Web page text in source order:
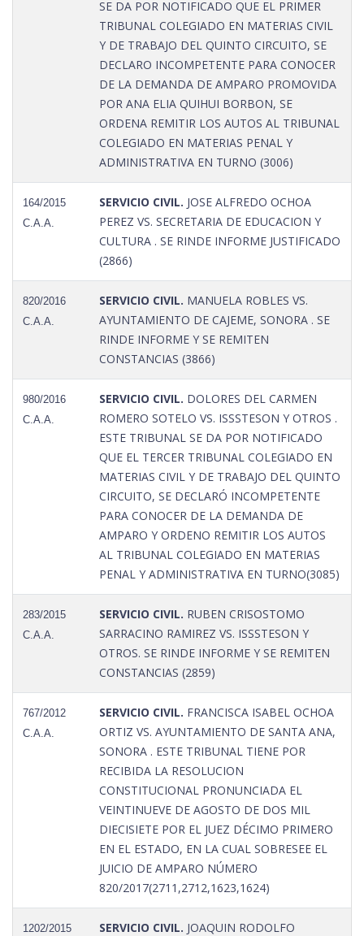
SE DA POR NOTIFICADO QUE EL PRIMER
TRIBUNAL COLEGIADO EN MATERIAS CIVIL
Y DE TRABAJO DEL QUINTO CIRCUITO, SE
DECLARO INCOMPETENTE PARA CONOCER
DE LA DEMANDA DE AMPARO PROMOVIDA
POR ANA ELIA QUIHUI BORBON, SE
ORDENA REMITIR LOS AUTOS AL TRIBUNAL
COLEGIADO EN MATERIAS PENAL Y
ADMINISTRATIVA EN TURNO (3006)
164/2015
C.A.A.
SERVICIO CIVIL. JOSE ALFREDO OCHOA
PEREZ VS. SECRETARIA DE EDUCACION Y
CULTURA . SE RINDE INFORME JUSTIFICADO
(2866)
820/2016
C.A.A.
SERVICIO CIVIL. MANUELA ROBLES VS.
AYUNTAMIENTO DE CAJEME, SONORA . SE
RINDE INFORME Y SE REMITEN
CONSTANCIAS (3866)
980/2016
C.A.A.
SERVICIO CIVIL. DOLORES DEL CARMEN
ROMERO SOTELO VS. ISSSTESON Y OTROS .
ESTE TRIBUNAL SE DA POR NOTIFICADO
QUE EL TERCER TRIBUNAL COLEGIADO EN
MATERIAS CIVIL Y DE TRABAJO DEL QUINTO
CIRCUITO, SE DECLARÓ INCOMPETENTE
PARA CONOCER DE LA DEMANDA DE
AMPARO Y ORDENO REMITIR LOS AUTOS
AL TRIBUNAL COLEGIADO EN MATERIAS
PENAL Y ADMINISTRATIVA EN TURNO(3085)
283/2015
C.A.A.
SERVICIO CIVIL. RUBEN CRISOSTOMO
SARRACINO RAMIREZ VS. ISSSTESON Y
OTROS. SE RINDE INFORME Y SE REMITEN
CONSTANCIAS (2859)
767/2012
C.A.A.
SERVICIO CIVIL. FRANCISCA ISABEL OCHOA
ORTIZ VS. AYUNTAMIENTO DE SANTA ANA,
SONORA . ESTE TRIBUNAL TIENE POR
RECIBIDA LA RESOLUCION
CONSTITUCIONAL PRONUNCIADA EL
VEINTINUEVE DE AGOSTO DE DOS MIL
DIECISIETE POR EL JUEZ DÉCIMO PRIMERO
EN EL ESTADO, EN LA CUAL SOBRESEE EL
JUICIO DE AMPARO NÚMERO
820/2017(2711,2712,1623,1624)
1202/2015
SERVICIO CIVIL. JOAQUIN RODOLFO